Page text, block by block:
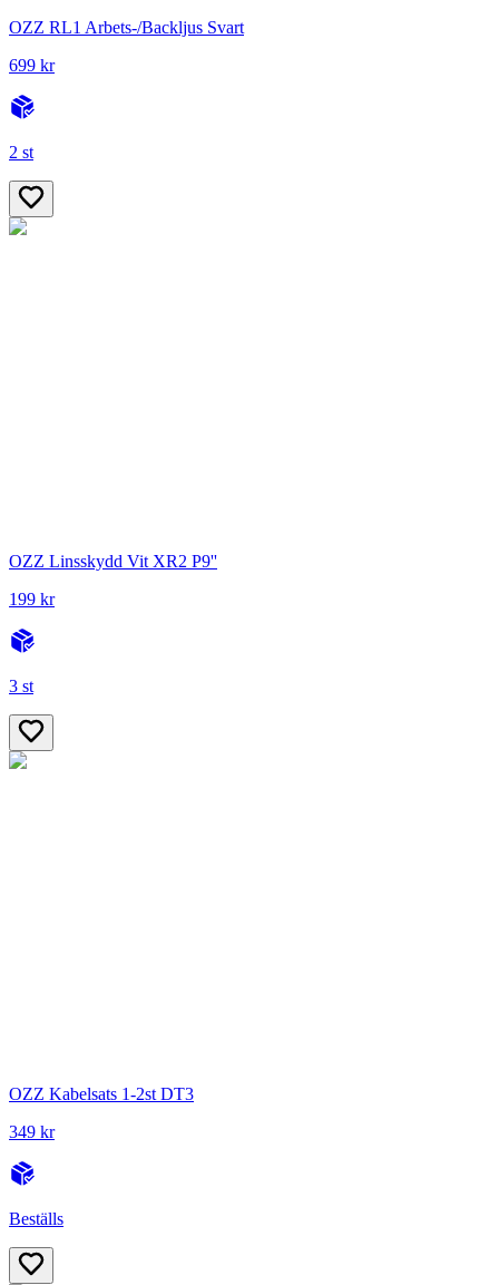
OZZ RL1 Arbets-/Backljus Svart
699 kr
2 st
OZZ Linsskydd Vit XR2 P9''
199 kr
3 st
OZZ Kabelsats 1-2st DT3
349 kr
Beställs